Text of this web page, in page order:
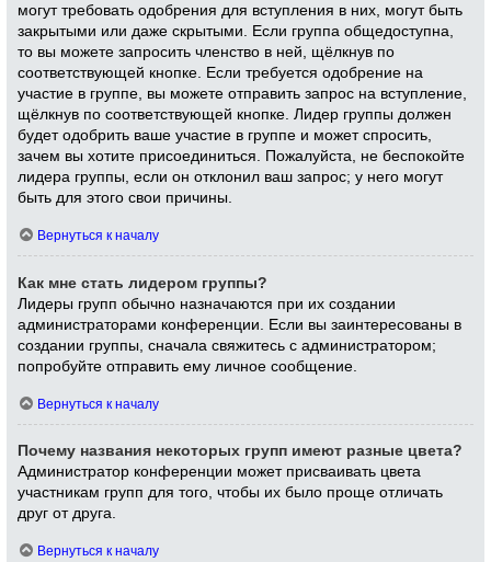
могут требовать одобрения для вступления в них, могут быть
закрытыми или даже скрытыми. Если группа общедоступна,
то вы можете запросить членство в ней, щёлкнув по
соответствующей кнопке. Если требуется одобрение на
участие в группе, вы можете отправить запрос на вступление,
щёлкнув по соответствующей кнопке. Лидер группы должен
будет одобрить ваше участие в группе и может спросить,
зачем вы хотите присоединиться. Пожалуйста, не беспокойте
лидера группы, если он отклонил ваш запрос; у него могут
быть для этого свои причины.
Вернуться к началу
Как мне стать лидером группы?
Лидеры групп обычно назначаются при их создании
администраторами конференции. Если вы заинтересованы в
создании группы, сначала свяжитесь с администратором;
попробуйте отправить ему личное сообщение.
Вернуться к началу
Почему названия некоторых групп имеют разные цвета?
Администратор конференции может присваивать цвета
участникам групп для того, чтобы их было проще отличать
друг от друга.
Вернуться к началу